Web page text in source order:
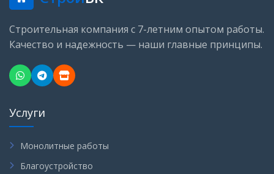
Строительная компания с 7-летним опытом работы.
Качество и надежность — наши главные принципы.
Услуги
Монолитные работы
Благоустройство